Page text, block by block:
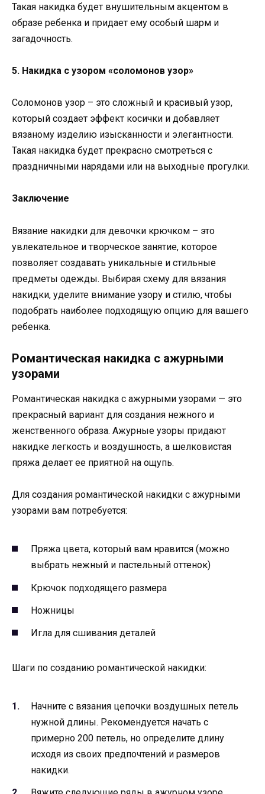
Такая накидка будет внушительным акцентом в
образе ребенка и придает ему особый шарм и
загадочность.
5. Накидка с узором «соломонов узор»
Соломонов узор – это сложный и красивый узор,
который создает эффект косички и добавляет
вязаному изделию изысканности и элегантности.
Такая накидка будет прекрасно смотреться с
праздничными нарядами или на выходные прогулки.
Заключение
Вязание накидки для девочки крючком – это
увлекательное и творческое занятие, которое
позволяет создавать уникальные и стильные
предметы одежды. Выбирая схему для вязания
накидки, уделите внимание узору и стилю, чтобы
подобрать наиболее подходящую опцию для вашего
ребенка.
Романтическая накидка с ажурными
узорами
Романтическая накидка с ажурными узорами — это
прекрасный вариант для создания нежного и
женственного образа. Ажурные узоры придают
накидке легкость и воздушность, а шелковистая
пряжа делает ее приятной на ощупь.
Для создания романтической накидки с ажурными
узорами вам потребуется:
Пряжа цвета, который вам нравится (можно
выбрать нежный и пастельный оттенок)
Крючок подходящего размера
Ножницы
Игла для сшивания деталей
Шаги по созданию романтической накидки:
Начните с вязания цепочки воздушных петель
нужной длины. Рекомендуется начать с
примерно 200 петель, но определите длину
исходя из своих предпочтений и размеров
накидки.